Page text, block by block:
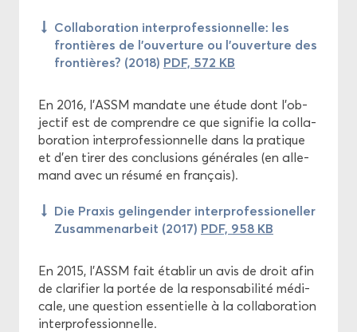
Col­la­bo­ra­tion in­ter­pro­fes­sion­nelle: les
fron­tières de l'ou­ver­ture ou l'ou­ver­ture des
fron­tières? (2018) PDF, 572 KB
En 2016, l'ASSM man­date une étude dont l'ob­
jec­tif est de com­prendre ce que si­gni­fie la col­la­
bo­ra­tion in­ter­pro­fes­sion­nelle dans la pra­tique
et d'en tirer des conclu­sions gé­né­rales (en al­le­
mand avec un ré­su­mé en fran­çais).
Die Praxis ge­lin­gen­der in­ter­pro­fes­sio­nel­ler
Zu­sam­me­nar­beit (2017) PDF, 958 KB
En 2015, l'ASSM fait éta­blir un avis de droit afin
de cla­ri­fier la por­tée de la res­pon­sa­bi­li­té mé­di­
cale, une ques­tion es­sen­tielle à la col­la­bo­ra­tion
in­ter­pro­fes­sion­nelle.